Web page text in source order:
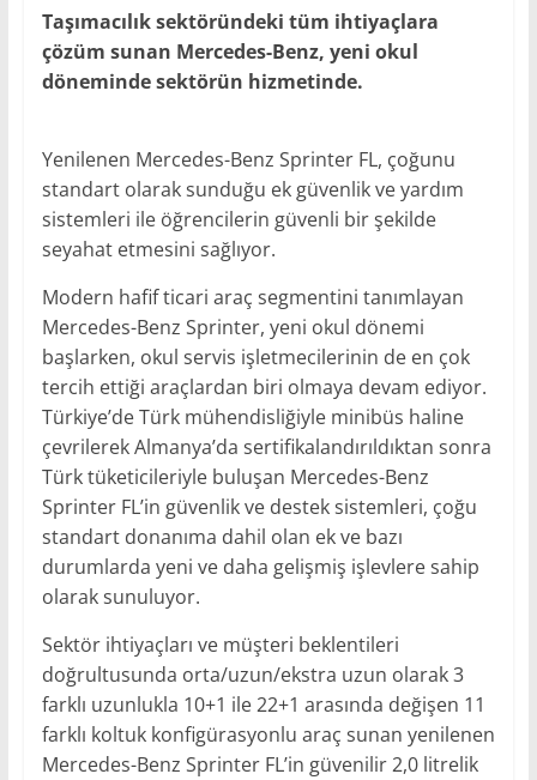
Taşımacılık sektöründeki tüm ihtiyaçlara
çözüm sunan Mercedes-Benz, yeni okul
döneminde sektörün hizmetinde.
Yenilenen Mercedes-Benz Sprinter FL, çoğunu
standart olarak sunduğu ek güvenlik ve yardım
sistemleri ile öğrencilerin güvenli bir şekilde
seyahat etmesini sağlıyor.
Modern hafif ticari araç segmentini tanımlayan
Mercedes-Benz Sprinter, yeni okul dönemi
başlarken, okul servis işletmecilerinin de en çok
tercih ettiği araçlardan biri olmaya devam ediyor.
Türkiye’de Türk mühendisliğiyle minibüs haline
çevrilerek Almanya’da sertifikalandırıldıktan sonra
Türk tüketicileriyle buluşan Mercedes-Benz
Sprinter FL’in güvenlik ve destek sistemleri, çoğu
standart donanıma dahil olan ek ve bazı
durumlarda yeni ve daha gelişmiş işlevlere sahip
olarak sunuluyor.
Sektör ihtiyaçları ve müşteri beklentileri
doğrultusunda orta/uzun/ekstra uzun olarak 3
farklı uzunlukla 10+1 ile 22+1 arasında değişen 11
farklı koltuk konfigürasyonlu araç sunan yenilenen
Mercedes-Benz Sprinter FL’in güvenilir 2,0 litrelik